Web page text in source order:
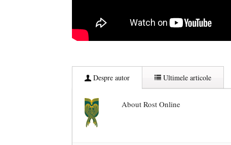
Despre autor Ultimele articole
About Rost Online